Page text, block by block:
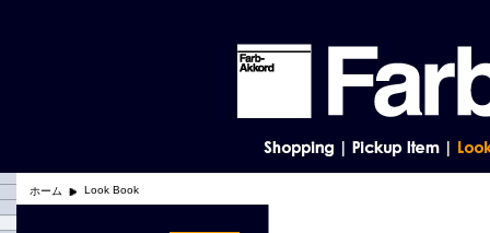
ホーム Look Book